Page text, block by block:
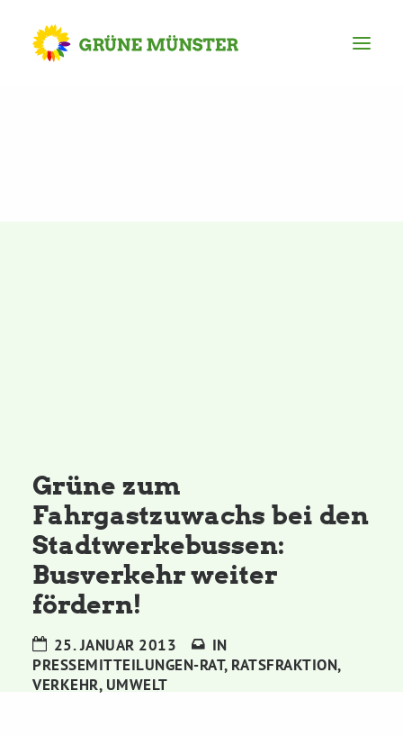
Grünes Zentrum
Personen
Sylvia Rietenberg, MdB
Dorothea Deppermann, MdL
Grüne zum
Fahrgastzuwachs bei den
Stadtwerkebussen:
Busverkehr weiter
fördern!
25. JANUAR 2013
IN
PRESSEMITTEILUNGEN-RAT, RATSFRAKTION,
VERKEHR, UMWELT